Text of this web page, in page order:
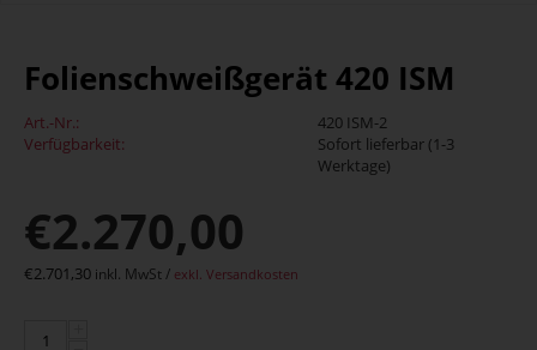
Folienschweißgerät 420 ISM
Art.-Nr.:
420 ISM-2
Verfügbarkeit:
Sofort lieferbar (1-3
Werktage)
€2.270,00
€2.701,30 inkl. MwSt / exkl. Versandkosten